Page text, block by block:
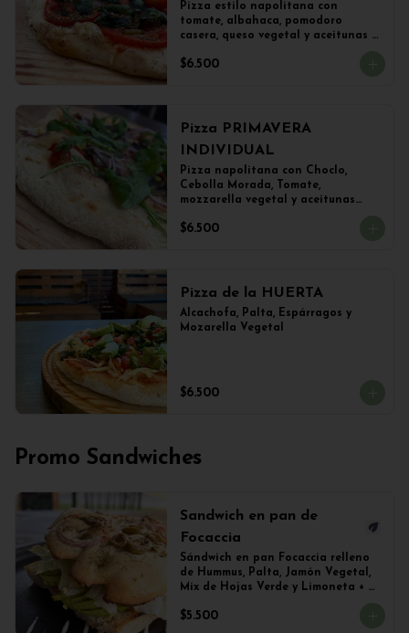
Pizza estilo napolitana con
tomate, albahaca, pomodoro
casera, queso vegetal y aceitunas
$6.500
Pizza PRIMAVERA
INDIVIDUAL
Pizza napolitana con Choclo,
Cebolla Morada, Tomate,
mozzarella vegetal y aceitunas
$6.500
Pizza de la HUERTA
Alcachofa, Palta, Espárragos y
Mozarella Vegetal
$6.500
Promo Sandwiches
Sandwich en pan de
Focaccia
Sándwich en pan Focaccia relleno
de Hummus, Palta, Jamón Vegetal,
Mix de Hojas Verde y Limoneta +
$5.500